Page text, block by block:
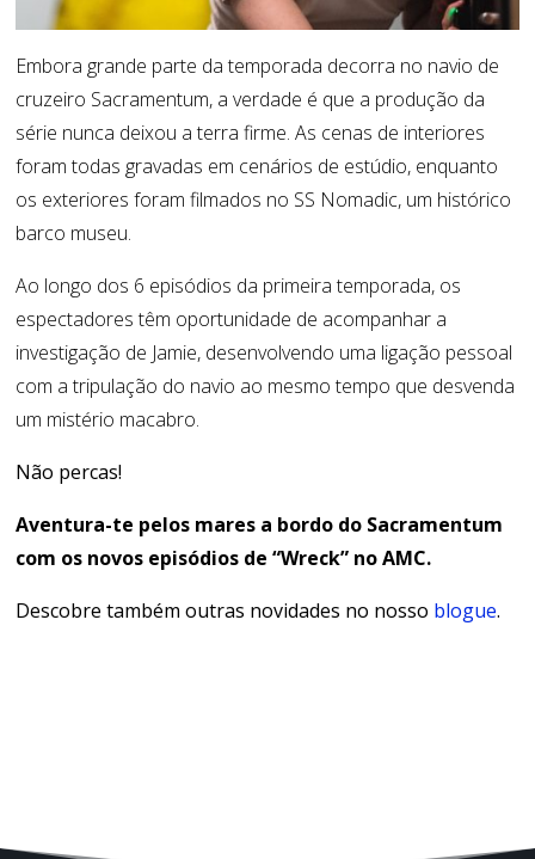
Embora grande parte da temporada decorra no navio de
cruzeiro Sacramentum, a verdade é que a produção da
série nunca deixou a terra firme. As cenas de interiores
foram todas gravadas em cenários de estúdio, enquanto
os exteriores foram filmados no SS Nomadic, um histórico
barco museu.
Ao longo dos 6 episódios da primeira temporada, os
espectadores têm oportunidade de acompanhar a
investigação de Jamie, desenvolvendo uma ligação pessoal
com a tripulação do navio ao mesmo tempo que desvenda
um mistério macabro.
Não percas!
Aventura-te pelos mares a bordo do Sacramentum
com os novos episódios de “Wreck” no AMC.
Descobre também outras novidades no nosso blogue.